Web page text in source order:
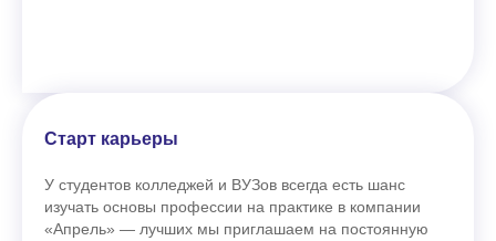
Старт карьеры
У студентов колледжей и ВУЗов всегда есть шанс
изучать основы профессии на практике в компании
«Апрель» — лучших мы приглашаем на постоянную